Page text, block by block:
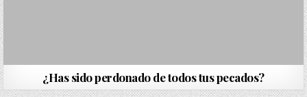
¿Has sido perdonado de todos tus pecados?